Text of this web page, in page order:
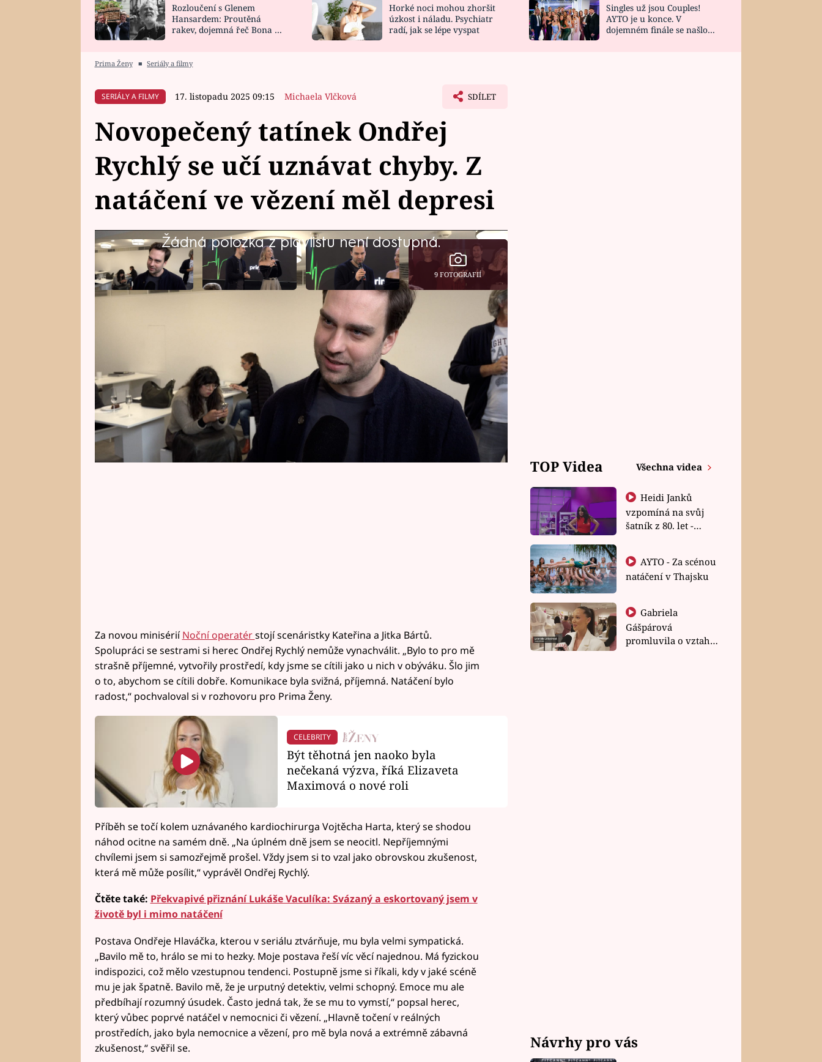
HOROSKOP NA
CELEBRITY
VAŘENÍ
NOVINKY
VIDEORECEPTY
ZAHRADA
DESIGN
Rozloučení s Glenem
Hansardem: Proutěná
rakev, dojemná řeč Bona a
Horké noci mohou zhoršit
úzkost i náladu. Psychiatr
radí, jak se lépe vyspat
Singles už jsou Couples!
AYTO je u konce. V
dojemném finále se našlo
Prima Ženy ■ Seriály a filmy
SERIÁLY A FILMY 17. listopadu 2025 09:15 Michaela Vlčková SDÍLET
Novopečený tatínek Ondřej
Rychlý se učí uznávat chyby. Z
natáčení ve vězení měl depresi
Žádná položka z playlistu není dostupná.
9 FOTOGRAFIÍ
Ondřej Rychlý je hvězdou nové minisérie Noční operatér, kde
ztvárňuje kriminalistu Ondřeje Hlaváčka. Natáčení probíhalo kromě
nemocnice také ve vězení, což bylo pro Rychlého zajímavým zážitkem.
Nikdy předtím v takovém prostředí totiž nenatáčel. V rozhovoru pro
Prima Ženy přiznal, že v tomto období poslouchal velmi depresivní
hudbu.
Za novou minisériíNoční operatérstojí scenáristky Kateřina a Jitka Bártů.
Spolupráci se sestrami si herec Ondřej Rychlý nemůže vynachválit. „Bylo to pro mě
strašně příjemné, vytvořily prostředí, kdy jsme se cítili jako u nich v obýváku. Šlo jim
o to, abychom se cítili dobře. Komunikace byla svižná, příjemná. Natáčení bylo
radost,“ pochvaloval si v rozhovoru pro Prima Ženy.
CELEBRITY
Být těhotná jen naoko byla
nečekaná výzva, říká Elizaveta
Maximová o nové roli
Příběh se točí kolem uznávaného kardiochirurga Vojtěcha Harta, který se shodou
náhod ocitne na samém dně. „Na úplném dně jsem se neocitl. Nepříjemnými
chvílemi jsem si samozřejmě prošel. Vždy jsem si to vzal jako obrovskou zkušenost,
která mě může posílit,“ vyprávěl Ondřej Rychlý.
Čtěte také: Překvapivé přiznání Lukáše Vaculíka: Svázaný a eskortovaný jsem v
životě byl i mimo natáčení
Postava Ondřeje Hlaváčka, kterou v seriálu ztvárňuje, mu byla velmi sympatická.
„Bavilo mě to, hrálo se mi to hezky. Moje postava řeší víc věcí najednou. Má fyzickou
indispozici, což mělo vzestupnou tendenci. Postupně jsme si říkali, kdy v jaké scéně
mu je jak špatně. Bavilo mě, že je urputný detektiv, velmi schopný. Emoce mu ale
předbíhají rozumný úsudek. Často jedná tak, že se mu to vymstí,“ popsal herec,
který vůbec poprvé natáčel v nemocnici či vězení. „Hlavně točení v reálných
prostředích, jako byla nemocnice a vězení, pro mě byla nová a extrémně zábavná
zkušenost,“ svěřil se.
TOP Videa Všechna videa
Heidi Janků
vzpomíná na svůj
šatník z 80. let -
natáčení v Thajsku
Gabriela
Gášpárová
promluvila o vztahu
Návrhy pro vás